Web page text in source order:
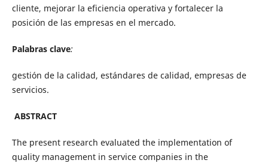
cliente, mejorar la eficiencia operativa y fortalecer la
posición de las empresas en el mercado.
Palabras clave:
gestión de la calidad, estándares de calidad, empresas de
servicios.
ABSTRACT
The present research evaluated the implementation of
quality management in service companies in the